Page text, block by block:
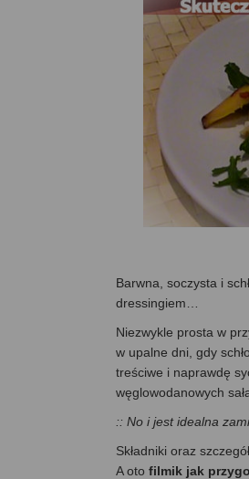
Barwna, soczysta i
dressingiem…
Niezwykle prosta w
w upalne dni, gdy
treściwe i naprawdę
węglowodanowych
:: No i jest idealna
Składniki oraz
A oto filmik jak